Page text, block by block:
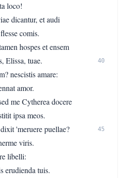
loco!
dicantur, et audi
comis.
hospes et ensem
Elissa, tuae.
40
nescistis amare:
amor.
me Cytherea docere
ipsa meos.
'meruere puellae?
45
viris.
libelli:
erudienda tuis.